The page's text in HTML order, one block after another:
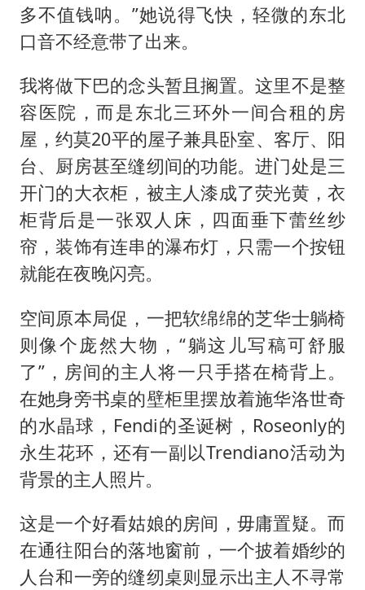
多不值钱呐。”她说得飞快，轻微的东北
口音不经意带了出来。
我将做下巴的念头暂且搁置。这里不是整
容医院，而是东北三环外一间合租的房
屋，约莫20平的屋子兼具卧室、客厅、阳
台、厨房甚至缝纫间的功能。进门处是三
开门的大衣柜，被主人漆成了荧光黄，衣
柜背后是一张双人床，四面垂下蕾丝纱
帘，装饰有连串的瀑布灯，只需一个按钮
就能在夜晚闪亮。
空间原本局促，一把软绵绵的芝华士躺椅
则像个庞然大物，“躺这儿写稿可舒服
了”，房间的主人将一只手搭在椅背上。
在她身旁书桌的壁柜里摆放着施华洛世奇
的水晶球，Fendi的圣诞树，Roseonly的
永生花环，还有一副以Trendiano活动为
背景的主人照片。
这是一个好看姑娘的房间，毋庸置疑。而
在通往阳台的落地窗前，一个披着婚纱的
人台和一旁的缝纫桌则显示出主人不寻常